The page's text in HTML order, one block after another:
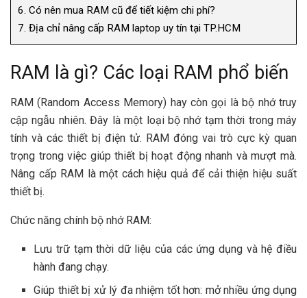
6. Có nên mua RAM cũ để tiết kiệm chi phí?
7. Địa chỉ nâng cấp RAM laptop uy tín tại TP.HCM
RAM là gì? Các loại RAM phổ biến
RAM (Random Access Memory) hay còn gọi là bộ nhớ truy
cập ngẫu nhiên. Đây là một loại bộ nhớ tạm thời trong máy
tính và các thiết bị điện tử. RAM đóng vai trò cực kỳ quan
trọng trong việc giúp thiết bị hoạt động nhanh và mượt mà.
Nâng cấp RAM là một cách hiệu quả để cải thiện hiệu suất
thiết bị.
Chức năng chính bộ nhớ RAM:
Lưu trữ tạm thời dữ liệu của các ứng dụng và hệ điều
hành đang chạy.
Giúp thiết bị xử lý đa nhiệm tốt hơn: mở nhiều ứng dụng